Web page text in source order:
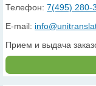
Телефон:7(495) 280-
E-mail:
Прием и выдача